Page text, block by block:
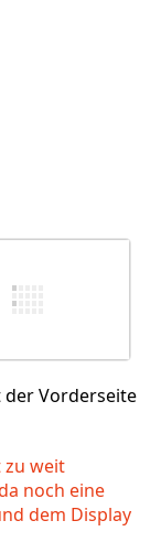
der Vorderseite
zu weit
noch eine
dem Display